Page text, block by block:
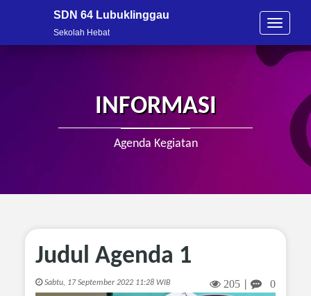
T
o
g
n
SDN 64 Lubuklinggau
Sekolah Hebat
INFORMASI
Agenda Kegiatan
Judul Agenda 1
Sabtu, 17 September 2022 11:28 WIB 205 | 0